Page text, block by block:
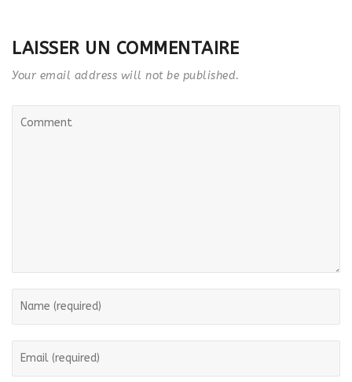
LAISSER UN COMMENTAIRE
Your email address will not be published.